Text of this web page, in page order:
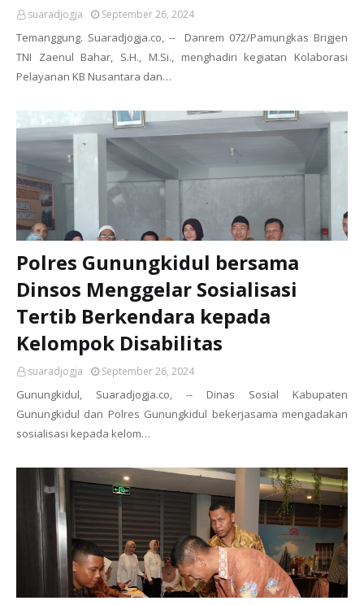
suaradjogja September 26, 2024
Temanggung. Suaradjogja.co, -- Danrem 072/Pamungkas Brigjen
TNI Zaenul Bahar, S.H., M.Si., menghadiri kegiatan Kolaborasi
Pelayanan KB Nusantara dan…
Polres Gunungkidul bersama
Dinsos Menggelar Sosialisasi
Tertib Berkendara kepada
Kelompok Disabilitas
suaradjogja September 26, 2024
Gunungkidul, Suaradjogja.co, -- Dinas Sosial Kabupaten
Gunungkidul dan Polres Gunungkidul bekerjasama mengadakan
sosialisasi kepada kelom…